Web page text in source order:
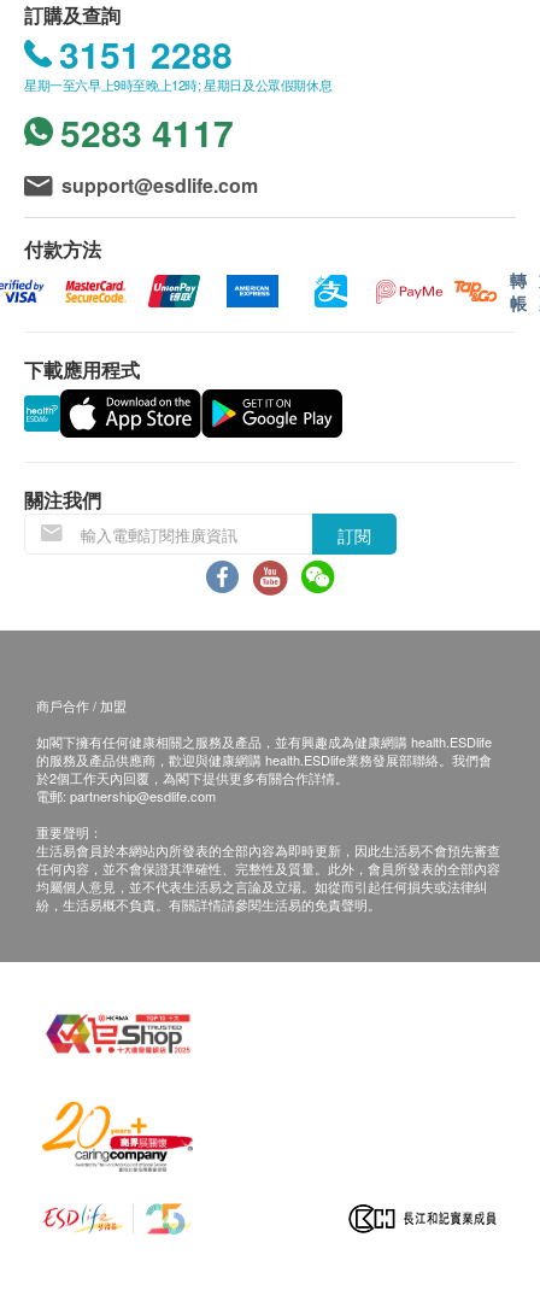
異性可高達93-97%，比起影像學如CT、MRI、PET
Scan可更早期發現(影像只可檢測0.5cm或以上的腫
瘤)！
優勢:
-透過篩檢超早期9種常見腫瘤，細至0.2cm或以上的
腫瘤
-準確度、靈敏度及特異性可高達93-97%
-只需抽取少量血液檢驗，絕無輻射，比起影像檢測更
安全
核實無誤後可提供服務。
(2) 沒有家長或監護人陪同者
由其他成年人陪同到中心，出示已簽署的同意書及
簽署者的身份證明文件副本，經核實無誤後可提供
服務。
B.16歳至未滿18歲者：
預先取同意書並由家長或監護人簽署妥當，可接受
身份證明文件副本核實無誤後可提供服務。
一般身體檢查計劃有效期為12個月，客戶必須於
戶需提前1個月預約相關檢查，逾期作廢。
所有疫苗都必須經過評估才可注射，如有需要，醫生
亦會在場解答問題及提供協助。如醫生認為不適合注
下午2時至6時)。
備註：
a. 醫生講解報告
絡旺角分店查詢。
b. 如果客戶已完成電話或面解服務，若再要求
講解，需另外收取解析報告費，價錢請向美邦查
c. 客戶若體檢後3個月內不提取報告，所有報告
報告複印本 (體檢後3個月內)，將收取$150行政
費。注意：複印本報告未必完整。
e. 所有身體檢查並非作為醫務診斷或治療用
途，如需撰寫醫生轉介信，將作額外收費，價錢
請向美邦查詢。
報告：
訂購及查詢
3151 2288
星期一至六早上9時至晚上12時; 星期日及公眾假期休息
5283 4117
support@esdlife.com
付款方法
轉
帳
下載應用程式
關注我們
訂閱
商戶合作 / 加盟
如閣下擁有任何健康相關之服務及產品，並有興趣成為健康網購 health.ESDlife
的服務及產品供應商，歡迎與健康網購 health.ESDlife業務發展部聯絡。我們會
於2個工作天內回覆，為閣下提供更多有關合作詳情。
電郵: partnership@esdlife.com
重要聲明：
生活易會員於本網站內所發表的全部內容為即時更新，因此生活易不會預先審查
任何內容，並不會保證其準確性、完整性及質量。此外，會員所發表的全部內容
均屬個人意見，並不代表生活易之言論及立場。如從而引起任何損失或法律糾
紛，生活易概不負責。有關詳情請參閱生活易的免責聲明。